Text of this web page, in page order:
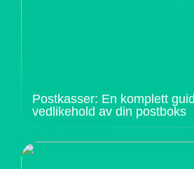
Postkasser: En komplett
vedlikehold av din postboks